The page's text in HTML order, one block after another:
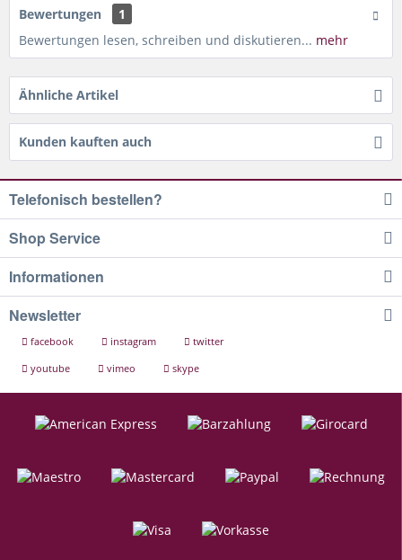
Bewertungen
1
Bewertungen lesen, schreiben und diskutieren... mehr
Ähnliche Artikel
Kunden kauften auch
Telefonisch bestellen?
Shop Service
Informationen
Newsletter
facebook instagram
twitter
youtube
vimeo skype